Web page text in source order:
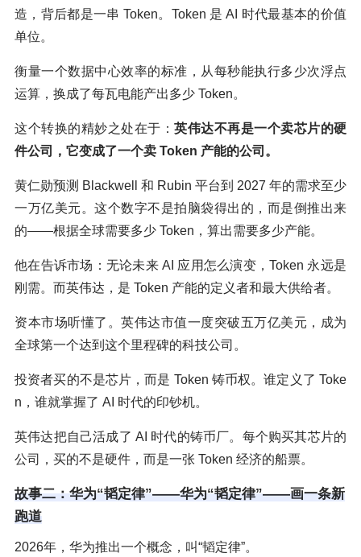
造，背后都是一串 Token。Token 是 AI 时代最基本的价值
单位。
衡量一个数据中心效率的标准，从每秒能执行多少次浮点
运算，换成了每瓦电能产出多少 Token。
这个转换的精妙之处在于： 英伟达不再是一个卖芯片的硬
件公司，它变成了一个卖 Token 产能的公司。
黄仁勋预测 Blackwell 和 Rubin 平台到 2027 年的需求至少
一万亿美元。这个数字不是拍脑袋得出的，而是倒推出来
的——根据全球需要多少 Token，算出需要多少产能。
他在告诉市场：无论未来 AI 应用怎么演变，Token 永远是
刚需。而英伟达，是 Token 产能的定义者和最大供给者。
资本市场听懂了。英伟达市值一度突破五万亿美元，成为
全球第一个达到这个里程碑的科技公司。
投资者买的不是芯片，而是 Token 铸币权。谁定义了 Toke
n，谁就掌握了 AI 时代的印钞机。
英伟达把自己活成了 AI 时代的铸币厂。每个购买其芯片的
公司，买的不是硬件，而是一张 Token 经济的船票。
故事二：华为“韬定律”——华为“韬定律”——画一条新
跑道
2026年，华为推出一个概念，叫“韬定律”。